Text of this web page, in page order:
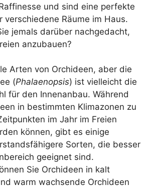
und sind eine perfekte
verschiedene Räume im Haus.
jemals darüber nachgedacht,
anzubauen?
Arten von Orchideen, aber die
(Phalaenopsis) ist vielleicht die
für den Innenanbau. Während
in bestimmten Klimazonen zu
im Jahr im Freien
können, gibt es einige
Sorten, die besser
geeignet sind.
Sie Orchideen in kalt
warm wachsende Orchideen